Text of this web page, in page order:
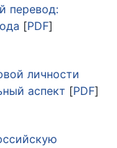
перевод:
[PDF]
личности
аспект [PDF]